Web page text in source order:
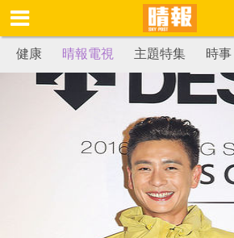
健康 晴報電視 主題特集 時事